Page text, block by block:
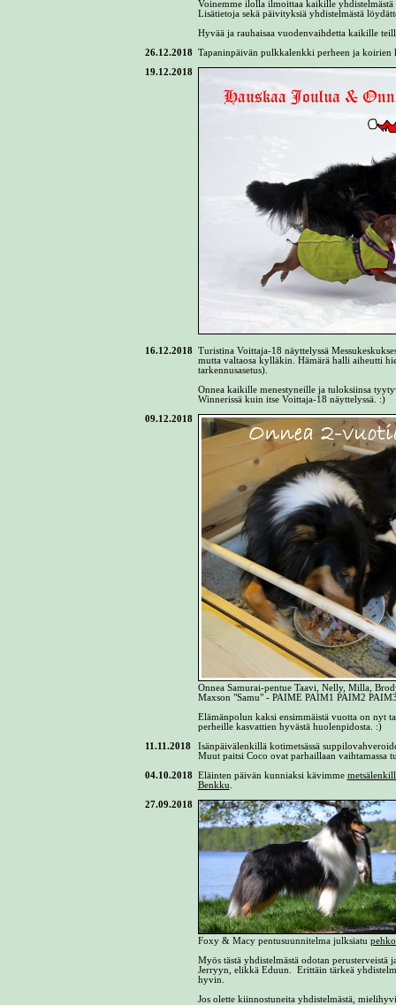
Voinemme ilolla ilmoittaa kaikille
Lisätietoja sekä päivityksiä yhdistelmästä
Hyvää ja rauhaisaa vuodenvaihdetta kaikille
26.12.2018 Tapaninpäivän pulkkalenkki perheen ja koirien
19.12.2018
16.12.2018 Turistina Voittaja-18 näyttelyssä
mutta valtaosa kylläkin. Hämärä halli aiheutti
tarkennusasetus).
Onnea kaikille menestyneille ja tuloksiinsa
Winnerissä kuin itse Voittaja-18 näyttelyssä. :)
09.12.2018
Onnea Samurai-pentue Taavi, Nelly, Milla,
Maxson "Samu" - PAIME PAIM1 PAIM2
Elämänpolun kaksi ensimmäistä vuotta on nyt
perheille kasvattien hyvästä huolenpidosta. :)
11.11.2018
Isänpäivälenkillä kotimetsässä
Muut paitsi Coco ovat parhaillaan vaihtamassa
04.10.2018 Eläinten päivän kunniaksi kävimme
Benkku
27.09.2018
Foxy & Macy pentusuunnitelma julksiatu
Myös tästä yhdistelmästä odotan
Jerryyn, elikkä Eduun. Erittäin tärkeä
hyvin.
Jos olette kiinnostuneita yhdistelmästä,